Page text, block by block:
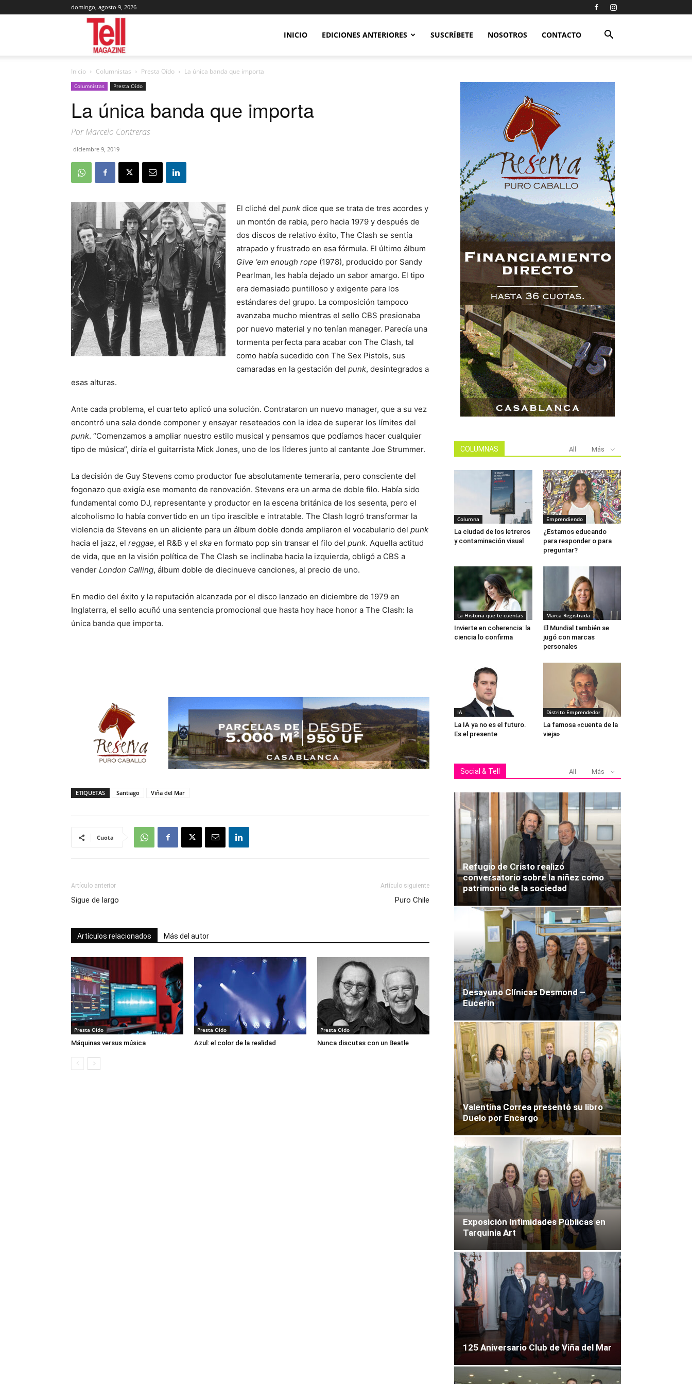
domingo, agosto 9, 2026
Magazine
INICIO EDICIONES ANTERIORES SUSCRÍBETE NOSOTROS CONTACTO
Inicio Columnistas Presta Oído La única banda que importa
Columnistas Presta Oído
La única banda que importa
Por Marcelo Contreras
diciembre 9, 2019
El cliché del punk dice que se trata de tres acordes y
un montón de rabia, pero hacia 1979 y después de
dos discos de relativo éxito, The Clash se sentía
atrapado y frustrado en esa fórmula. El último álbum
Give ‘em enough rope (1978), producido por Sandy
Pearlman, les había dejado un sabor amargo. El tipo
era demasiado puntilloso y exigente para los
estándares del grupo. La composición tampoco
avanzaba mucho mientras el sello CBS presionaba
por nuevo material y no tenían manager. Parecía una
tormenta perfecta para acabar con The Clash, tal
como había sucedido con The Sex Pistols, sus
camaradas en la gestación del punk, desintegrados a
esas alturas.
Ante cada problema, el cuarteto aplicó una solución. Contrataron un nuevo manager, que a su vez
encontró una sala donde componer y ensayar reseteados con la idea de superar los límites del
punk. “Comenzamos a ampliar nuestro estilo musical y pensamos que podíamos hacer cualquier
tipo de música”, diría el guitarrista Mick Jones, uno de los líderes junto al cantante Joe Strummer.
La decisión de Guy Stevens como productor fue absolutamente temeraria, pero consciente del
fogonazo que exigía ese momento de renovación. Stevens era un arma de doble filo. Había sido
fundamental como DJ, representante y productor en la escena británica de los sesenta, pero el
alcoholismo lo había convertido en un tipo irascible e intratable. The Clash logró transformar la
violencia de Stevens en un aliciente para un álbum doble donde ampliaron el vocabulario del punk
hacia el jazz, el reggae, el R&B y el ska en formato pop sin transar el filo del punk. Aquella actitud
de vida, que en la visión política de The Clash se inclinaba hacia la izquierda, obligó a CBS a
vender London Calling, álbum doble de diecinueve canciones, al precio de uno.
En medio del éxito y la reputación alcanzada por el disco lanzado en diciembre de 1979 en
Inglaterra, el sello acuñó una sentencia promocional que hasta hoy hace honor a The Clash: la
única banda que importa.
ETIQUETAS Santiago Viña del Mar
Cuota
Artículo anterior
Sigue de largo
Artículo siguiente
Puro Chile
Artículos relacionados Más del autor
Presta Oído
Máquinas versus música
Presta Oído
Azul: el color de la realidad
Presta Oído
Nunca discutas con un Beatle
COLUMNAS All Más
Columna
La ciudad de los letreros
y contaminación visual
Emprendiendo
¿Estamos educando
para responder o para
preguntar?
La Historia que te cuentas
Invierte en coherencia: la
ciencia lo confirma
Marca Registrada
El Mundial también se
jugó con marcas
personales
IA
La IA ya no es el futuro.
Es el presente
Distrito Emprendedor
La famosa «cuenta de la
vieja»
Social & Tell All Más
Refugio de Cristo realizó
conversatorio sobre la niñez como
patrimonio de la sociedad
Desayuno Clínicas Desmond –
Eucerin
Valentina Correa presentó su libro
Duelo por Encargo
Exposición Intimidades Públicas en
Tarquinia Art
125 Aniversario Club de Viña del Mar